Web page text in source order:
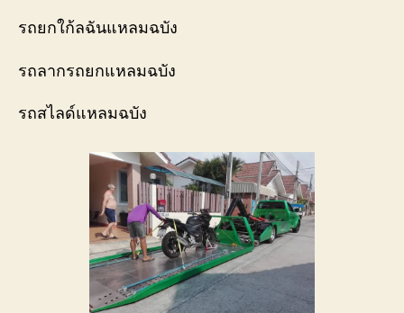
รถยกใก้ลฉันแหลมฉบัง
รถลากรถยกแหลมฉบัง
รถสไลด์แหลมฉบัง